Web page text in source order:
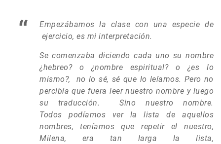
Empezábamos la clase con una especie de
ejercicio, es mi interpretación.
Se comenzaba diciendo cada uno su nombre
¿hebreo? o ¿nombre espiritual? o ¿es lo
mismo?, no lo sé, sé que lo leíamos. Pero no
percibía que fuera leer nuestro nombre y luego
su traducción. Sino nuestro nombre.
Todos podíamos ver la lista de aquellos
nombres, teníamos que repetir el nuestro,
Milena, era tan larga la lista,